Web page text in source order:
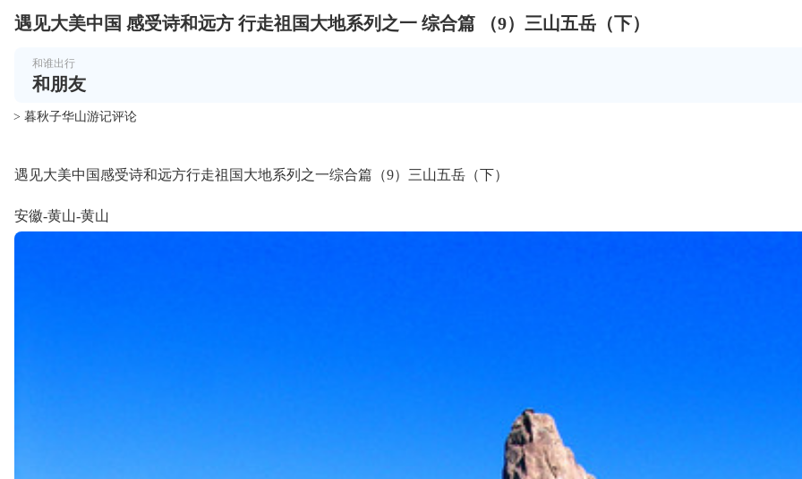
遇见大美中国 感受诗和远方 行走祖国大地系列之一 综合篇 （9）三山五岳（下）
和谁出行
和朋友
> 暮秋子华山游记评论
遇见大美中国感受诗和远方行走祖国大地系列之一综合篇（9）三山五岳（下）
安徽-黄山-黄山